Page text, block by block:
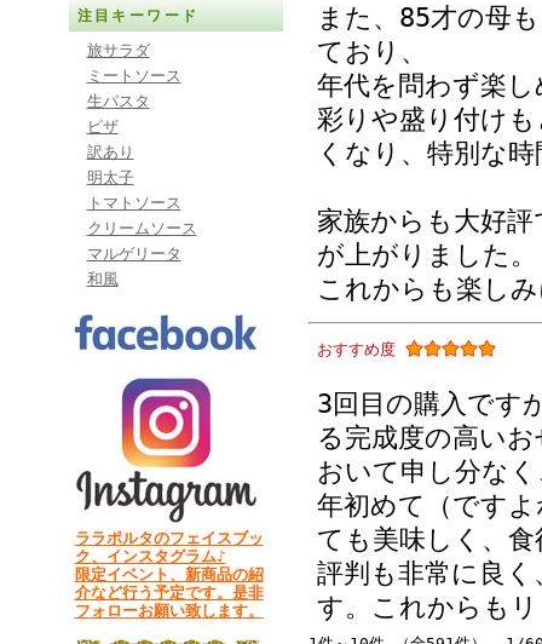
注目キーワード
旅サラダ
ミートソース
生パスタ
ピザ
訳あり
明太子
トマトソース
クリームソース
マルゲリータ
和風
ララポルタのフェイスブッ
ク、インスタグラム♪
限定イベント、新商品の紹
介など行う予定です。是非
フォローお願い致します。
また、85才の母
ており、
年代を問わず楽
彩りや盛り付け
くなり、特別な
家族からも大好
が上がりました。
これからも楽し
おすすめ度
3回目の購入です
る完成度の高い
おいて申し分な
年初めて（です
ても美味しく、
評判も非常に良
す。これからも